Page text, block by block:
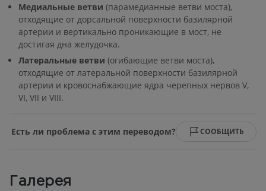
Медиальные ветви (парамедианные ветви моста),
отходящие от дорсальной поверхности базилярной
артерии и вертикально проникающие в мост, не
достигая дна желудочка.
Латеральные ветви (огибающие ветви моста),
отходящие от латеральной поверхности базилярной
артерии и кровоснабжающие ядра черепных нервов V,
VI, VII и VIII.
Есть ли проблема с этим переводом? СООБЩИТЬ
Галерея